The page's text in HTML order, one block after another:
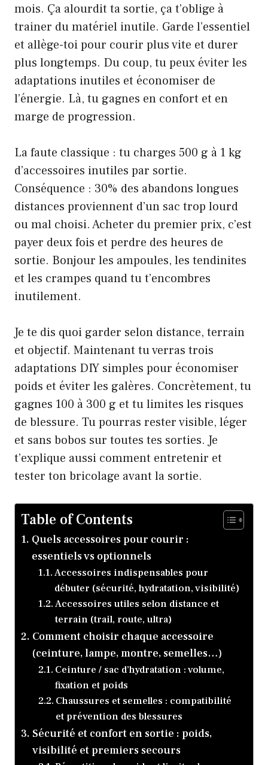
mois. Ça alourdit ta sortie, ça t’oblige à
trainer du matériel inutile. Garde l’essentiel
et allège-toi pour courir plus vite et durer
plus longtemps. Du coup, tu peux éviter les
adaptations inutiles et économiser de
l’énergie. Là, tu gagnes en confort et en
marge de progression.
La faute classique : tu charges 500 g à 1 kg
d’accessoires inutiles par sortie.
Conséquence : 30% des abandons longues
distances proviennent d’un sac trop lourd
ou mal choisi. Acheter du premier prix, c’est
payer deux fois et perdre des heures de
sortie. Bonjour les ampoules, les tendinites
et les crampes quand tu t’encombres
inutilement.
Je te dis quoi garder selon distance, terrain
et objectif. Maintenant tu verras trois
adaptations DIY simples pour économiser
poids et éviter les galères. Concrètement, tu
gagnes 100 à 300 g et tu limites les risques
de blessure. Tu pourras rester visible, léger
et sans bobos sur toutes tes sorties. Je
t’explique aussi comment entretenir et
tester ton bricolage avant la sortie.
Table of Contents
Quels accessoires pour courir :
essentiels vs optionnels
Accessoires indispensables pour
débuter (sécurité, hydratation, visibilité)
Accessoires utiles selon distance et
terrain (trail, route, ultra)
Comment choisir chaque accessoire
(ceinture, lampe, montre, semelles…)
Ceinture / sac d’hydratation : volume,
fixation et poids
Chaussures et semelles : compatibilité
et prévention des blessures
Sécurité et confort en sortie : poids,
visibilité et premiers secours